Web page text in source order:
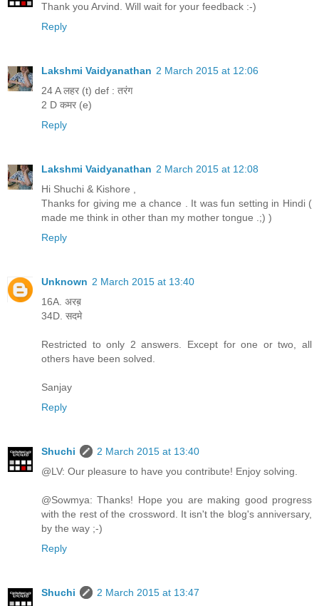
Thank you Arvind. Will wait for your feedback :-)
Reply
Lakshmi Vaidyanathan 2 March 2015 at 12:06
24 A लहर (t) def : तरंग
2 D कमर (e)
Reply
Lakshmi Vaidyanathan 2 March 2015 at 12:08
Hi Shuchi & Kishore ,
Thanks for giving me a chance . It was fun setting in Hindi (
made me think in other than my mother tongue .;) )
Reply
Unknown 2 March 2015 at 13:40
16A. अरब़
34D. सदमे
Restricted to only 2 answers. Except for one or two, all
others have been solved.
Sanjay
Reply
Shuchi
2 March 2015 at 13:40
@LV: Our pleasure to have you contribute! Enjoy solving.
@Sowmya: Thanks! Hope you are making good progress
with the rest of the crossword. It isn't the blog's anniversary,
by the way ;-)
Reply
Shuchi
2 March 2015 at 13:47